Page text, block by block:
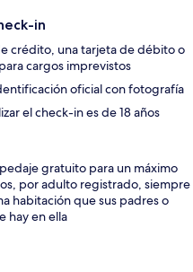
in
crédito, una tarjeta de débito o
cargos imprevistos
oficial con fotografía
el check-in es de 18 años
gratuito para un máximo
por adulto registrado, siempre
habitación que sus padres o
hay en ella